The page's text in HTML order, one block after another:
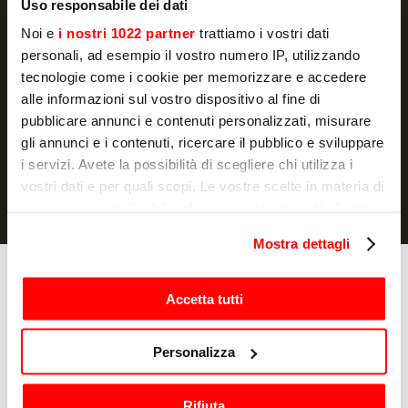
Uso responsabile dei dati
Noi e i nostri 1022 partner trattiamo i vostri dati
personali, ad esempio il vostro numero IP, utilizzando
tecnologie come i cookie per memorizzare e accedere
alle informazioni sul vostro dispositivo al fine di
pubblicare annunci e contenuti personalizzati, misurare
gli annunci e i contenuti, ricercare il pubblico e sviluppare
i servizi. Avete la possibilità di scegliere chi utilizza i
vostri dati e per quali scopi. Le vostre scelte in materia di
modificare o revocare il proprio consenso in qualsiasi
momento dalla Dichiarazione sui cookie o facendo clic
sull'icona di attivazione della privacy.
raccogliere informazioni sulla tua posizione
geografica, con un'approssimazione di qualche
Mostra dettagli
Accetta tutti
Personalizza
Rifiuta
SCHRIJF JE IN
Ik verklaar dat ik de privacyverklaring heb gelezen en geef
toestemming voor de verwerking van mijn persoonsgegevens
voor marketingdoeleinden.
Kook apparatuur
Tosti-apparaten
Friteuses